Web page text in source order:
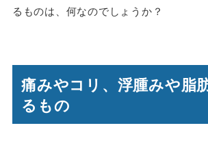
るものは、何なのでしょうか？
痛みやコリ、浮腫みや脂
るもの